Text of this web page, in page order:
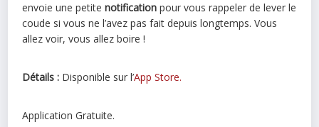
envoie une petitenotification pour vous rappeler de lever le
coude si vous ne l’avez pas fait depuis longtemps. Vous
allez voir, vous allez boire !
Détails : Disponible sur l’App Store.
Application Gratuite.